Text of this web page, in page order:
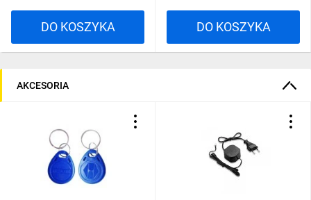
DO KOSZYKA DO KOSZYKA
AKCESORIA